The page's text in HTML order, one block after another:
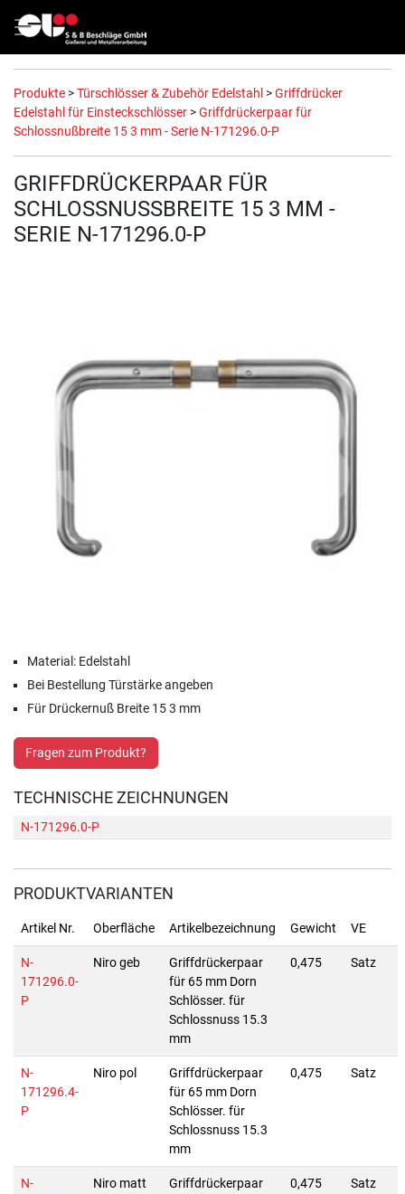
Produkte >Türschlösser & Zubehör Edelstahl >Griffdrücker
Edelstahl für Einsteckschlösser >Griffdrückerpaar für
Schlossnußbreite 15 3 mm - Serie N-171296.0-P
GRIFFDRÜCKERPAAR FÜR
SCHLOSSNUSSBREITE 15 3 MM -
SERIE N-171296.0-P
Material: Edelstahl
Bei Bestellung Türstärke angeben
Für Drückernuß Breite 15 3 mm
Fragen zum Produkt?
TECHNISCHE ZEICHNUNGEN
N-171296.0-P
PRODUKTVARIANTEN
Artikel Nr. Oberfläche Artikelbezeichnung Gewicht VE
N-
171296.0-
P
Niro geb
Griffdrückerpaar
für 65 mm Dorn
Schlösser. für
Schlossnuss 15.3
mm
0,475 Satz
N-
171296.4-
P
Niro pol
Griffdrückerpaar
für 65 mm Dorn
Schlösser. für
Schlossnuss 15.3
mm
0,475 Satz
N-
Niro matt
Griffdrückerpaar
0,475 Satz